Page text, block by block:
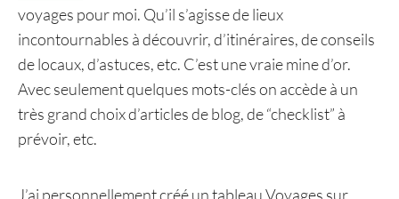
voyages pour moi. Qu’il s’agisse de lieux
incontournables à découvrir, d’itinéraires, de conseils
de locaux, d’astuces, etc. C’est une vraie mine d’or.
Avec seulement quelques mots-clés on accède à un
très grand choix d’articles de blog, de “checklist” à
prévoir, etc.
J’ai personnellement créé un tableau Voyages sur